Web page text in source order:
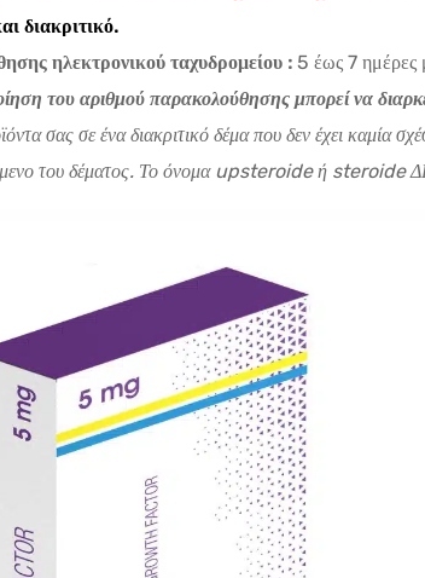
διακριτικό.
ηλεκτρονικού ταχυδρομείου : 5 έως 7 ημέρες
του αριθμού παρακολούθησης μπορεί να
σας σε ένα διακριτικό δέμα που δεν έχει καμία
του δέματος. Το όνομα upsteroide ή steroide